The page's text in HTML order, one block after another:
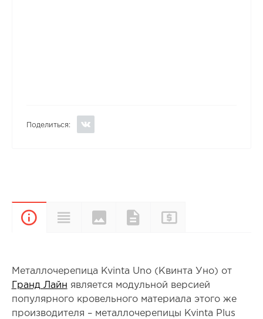
Поделиться:
ОписаниеХарактеристики
Цвета и
покрытия
Документы
Металлочерепица Kvinta Uno (Квинта Уно) от
Гранд Лайн является модульной версией
популярного кровельного материала этого же
производителя – металлочерепицы Kvinta Plus